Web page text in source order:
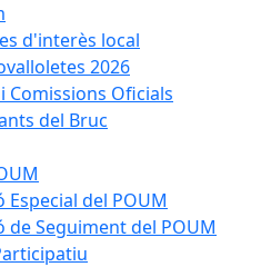
d'interès local
2026
Comissions Oficials
del Bruc
Especial del POUM
de Seguiment del POUM